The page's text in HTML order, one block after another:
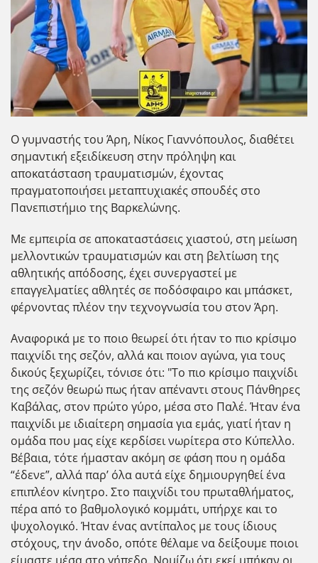
Ο γυμναστής του Άρη, Νίκος Γιαννόπουλος, διαθέτει
σημαντική εξειδίκευση στην πρόληψη και
αποκατάσταση τραυματισμών, έχοντας
πραγματοποιήσει μεταπτυχιακές σπουδές στο
Πανεπιστήμιο της Βαρκελώνης.
Με εμπειρία σε αποκαταστάσεις χιαστού, στη μείωση
μελλοντικών τραυματισμών και στη βελτίωση της
αθλητικής απόδοσης, έχει συνεργαστεί με
επαγγελματίες αθλητές σε ποδόσφαιρο και μπάσκετ,
φέρνοντας πλέον την τεχνογνωσία του στον Άρη.
Αναφορικά με το ποιο θεωρεί ότι ήταν το πιο κρίσιμο
παιχνίδι της σεζόν, αλλά και ποιον αγώνα, για τους
δικούς ξεχωρίζει, τόνισε ότι: "Το πιο κρίσιμο παιχνίδι
της σεζόν θεωρώ πως ήταν απέναντι στους Πάνθηρες
Καβάλας, στον πρώτο γύρο, μέσα στο Παλέ. Ήταν ένα
παιχνίδι με ιδιαίτερη σημασία για εμάς, γιατί ήταν η
ομάδα που μας είχε κερδίσει νωρίτερα στο Κύπελλο.
Βέβαια, τότε ήμασταν ακόμη σε φάση που η ομάδα
“έδενε”, αλλά παρ’ όλα αυτά είχε δημιουργηθεί ένα
επιπλέον κίνητρο. Στο παιχνίδι του πρωταθλήματος,
πέρα από το βαθμολογικό κομμάτι, υπήρχε και το
ψυχολογικό. Ήταν ένας αντίπαλος με τους ίδιους
στόχους, την άνοδο, οπότε θέλαμε να δείξουμε ποιοι